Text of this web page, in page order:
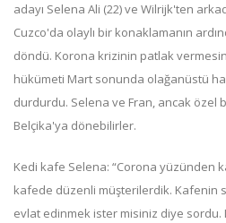
adayı Selena Ali (22) ve Wilrijk'ten
Cuzco'da olaylı bir konaklamanın
döndü. Korona krizinin patlak
hükümeti Mart sonunda olağanüstü
durdurdu. Selena ve Fran, ancak özel
Belçika'ya dönebilirler.
Kedi kafe Selena: “Corona yüzünden
kafede düzenli müşterilerdik. Kafenin
evlat edinmek ister misiniz diye